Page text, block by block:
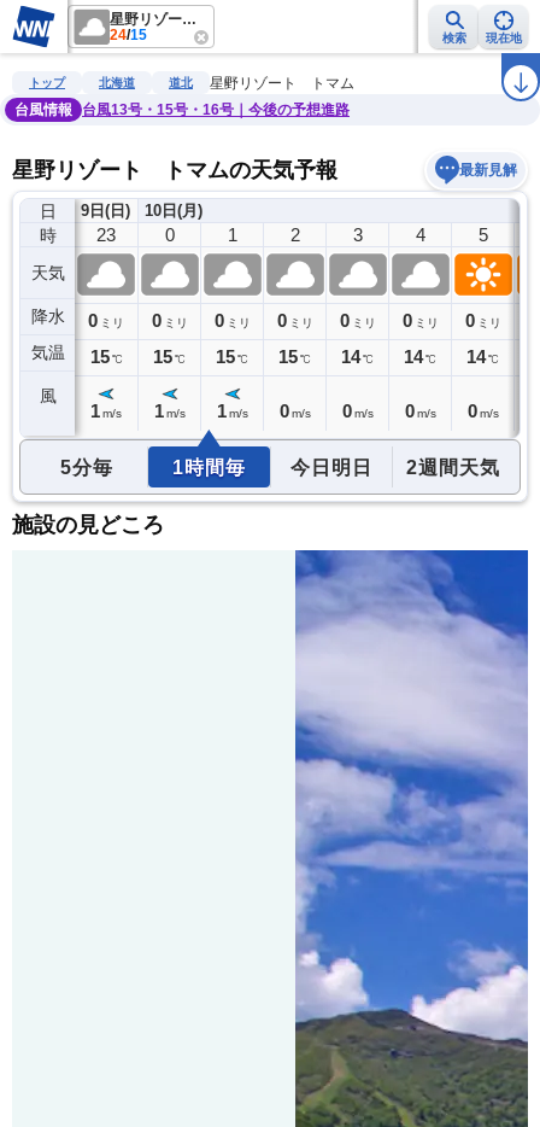
星野リゾート トマム
24/15 検索 現在地
雨雲レーダー 台風情報 地震情報 警報・注意報 ラ
トップ 北海道 道北
星野リゾート トマム
台風情報
台風13号・15号・16号｜今後の予想進路
星野リゾート トマムの天気予報 最新見解
日
時
天気
降水
気温
風
9日(日)
22
0ミリ
15℃
23
0 ミリ
15 ℃
1m/s
10日(月)
0
0 ミリ
15℃
1 m/s
1
0 ミリ
15℃
1 m/s
2
0 ミリ
15℃
0 m/s
3
0 ミリ
14℃
0 m/s
4
0 ミリ
14℃
0 m/s
5
0 ミリ
14℃
0 m/s
5分毎 1時間毎 今日明日 2週間天気
施設の見どころ